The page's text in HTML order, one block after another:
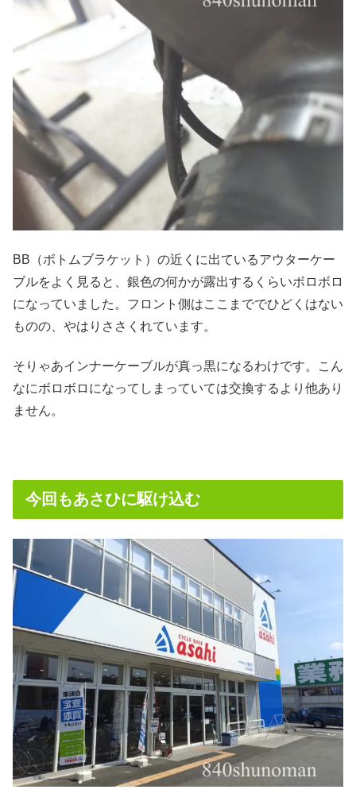
BB（ボトムブラケット）の近くに出ているアウターケー
ブルをよく見ると、銀色の何かが露出するくらいボロボロ
になっていました。フロント側はここまででひどくはない
ものの、やはりささくれています。
そりゃあインナーケーブルが真っ黒になるわけです。こん
なにボロボロになってしまっていては交換するより他あり
ません。
今回もあさひに駆け込む